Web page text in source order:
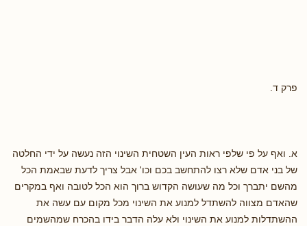
פרק ד.
א. ואף על פי שלפי ראות העין השטחית השינוי הזה נעשה על ידי החלטה
של בני אדם שלא רצו להתחשב בכם וכו' אבל צריך לדעת שבאמת הכל
מהשם יתברך וכל מה שעושה הקדוש ברוך הוא הכל לטובה ואף במקרים
שהאדם מצווה להשתדל למנוע את השינוי מכל מקום עם עשה את
ההשתדלות למנוע את השינוי ולא עלה הדבר בידו בהכרח שמהשמים